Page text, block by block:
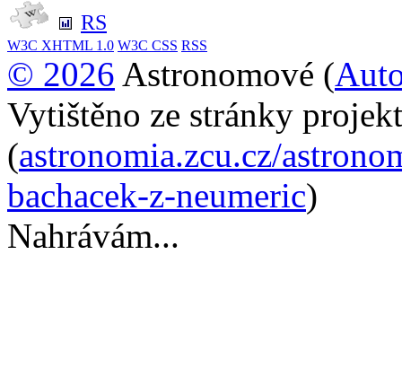
RS
W3C XHTML 1.0 W3C CSS RSS
© 2026 Astronomové (
Vytištěno ze stránky
(astronomia.zcu.cz/
bachacek-z-neumeric)
Nahrávám...